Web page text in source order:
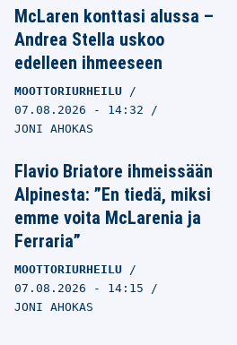
McLaren konttasi alussa –
Andrea Stella uskoo
edelleen ihmeeseen
MOOTTORIURHEILU
07.08.2026 - 14:32
JONI AHOKAS
Flavio Briatore ihmeissään
Alpinesta: ”En tiedä, miksi
emme voita McLarenia ja
Ferraria”
MOOTTORIURHEILU
07.08.2026 - 14:15
JONI AHOKAS